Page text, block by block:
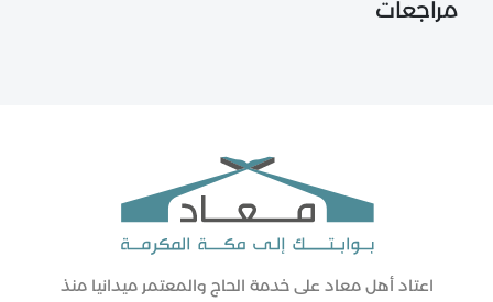
مراجعات
اعتاد أهل معاد على خدمة الحاج والمعتمر ميدانيا منذ